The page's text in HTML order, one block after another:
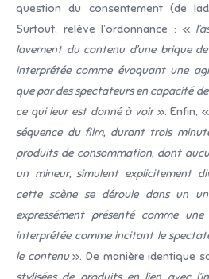
question du consentement (de
Surtout, relève l’ordonnance : «
lavement du contenu d’une brique
interprétée comme évoquant une
que par des spectateurs en capacité
ce qui leur est donné à voir». Enfin, «
séquence du film, durant trois
produits de consommation, dont
un mineur, simulent explicitement
cette scène se déroule dans un
expressément présenté comme
interprétée comme incitant le
le contenu». De manière identique